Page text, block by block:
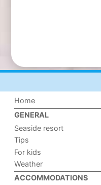
Home
GENERAL
Seaside resort
Tips
For kids
Weather
ACCOMMODATIONS